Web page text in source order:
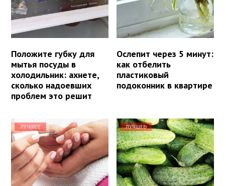
Положите губку для
мытья посуды в
холодильник: ахнете,
сколько надоевших
проблем это решит
Ослепит через 5 минут:
как отбелить
пластиковый
подоконник в квартире
ЛУЧШЕЕ ЛУЧШЕЕ